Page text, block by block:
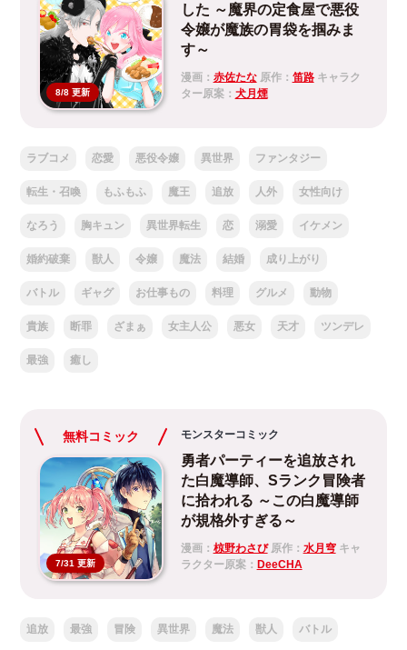
8/8 更新
した ～魔界の定食屋で悪役
令嬢が魔族の胃袋を掴みま
す～
漫画： 赤佐たな原作： 笛路キャラク
ター原案： 犬月煙
ラブコメ 恋愛 悪役令嬢 異世界 ファンタジー
転生・召喚 もふもふ 魔王 追放 人外 女性向け
なろう 胸キュン 異世界転生 恋 溺愛 イケメン
婚約破棄 獣人 令嬢 魔法 結婚 成り上がり
バトル ギャグ お仕事もの 料理 グルメ 動物
貴族 断罪 ざまぁ 女主人公 悪女 天才 ツンデレ
最強 癒し
無料コミック
7/31 更新
モンスターコミック
勇者パーティーを追放され
た白魔導師、Sランク冒険者
に拾われる ～この白魔導師
が規格外すぎる～
漫画： 椋野わさび原作： 水月穹キャ
ラクター原案： DeeCHA
追放 最強 冒険 異世界 魔法 獣人 バトル